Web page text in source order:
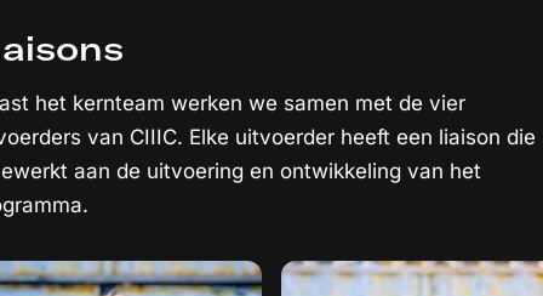
het kernteam werken we samen met de vier
van CIIIC. Elke uitvoerder heeft een liaison die
aan de uitvoering en ontwikkeling van het